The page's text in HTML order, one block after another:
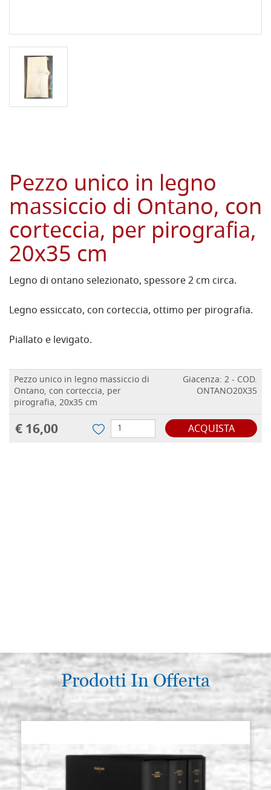
Pezzo unico in legno
massiccio di Ontano, con
corteccia, per pirografia,
20x35 cm
Legno di ontano selezionato, spessore 2 cm circa.
Legno essiccato, con corteccia, ottimo per pirografia.
Piallato e levigato.
Pezzo unico in legno massiccio di
Ontano, con corteccia, per
pirografia, 20x35 cm
Giacenza: 2 - COD.
ONTANO20X35
€ 16,00 ACQUISTA
Prodotti In Offerta